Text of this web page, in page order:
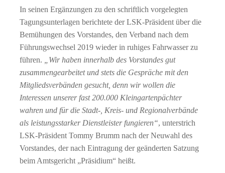
In seinen Ergänzungen zu den schriftlich vorgelegten
Tagungsunterlagen berichtete der LSK-Präsident über die
Bemühungen des Vorstandes, den Verband nach dem
Führungswechsel 2019 wieder in ruhiges Fahrwasser zu
führen. „Wir haben innerhalb des Vorstandes gut
zusammengearbeitet und stets die Gespräche mit den
Mitgliedsverbänden gesucht, denn wir wollen die
Interessen unserer fast 200.000 Kleingartenpächter
wahren und für die Stadt-, Kreis- und Regionalverbände
als leistungsstarker Dienstleister fungieren“, unterstrich
LSK-Präsident Tommy Brumm nach der Neuwahl des
Vorstandes, der nach Eintragung der geänderten Satzung
beim Amtsgericht „Präsidium“ heißt.